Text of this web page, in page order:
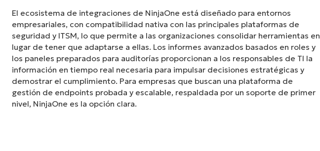
El ecosistema de integraciones de NinjaOne está diseñado para entornos
empresariales, con compatibilidad nativa con las principales plataformas de
seguridad y ITSM, lo que permite a las organizaciones consolidar herramientas en
lugar de tener que adaptarse a ellas. Los informes avanzados basados en roles y
los paneles preparados para auditorías proporcionan a los responsables de TI la
información en tiempo real necesaria para impulsar decisiones estratégicas y
demostrar el cumplimiento. Para empresas que buscan una plataforma de
gestión de endpoints probada y escalable, respaldada por un soporte de primer
nivel, NinjaOne es la opción clara.